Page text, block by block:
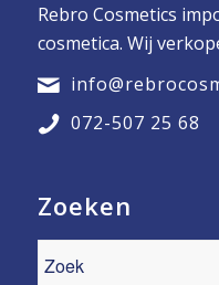
Rebro Cosmetics
cosmetica. Wij
072-507 25 68
Zoeken